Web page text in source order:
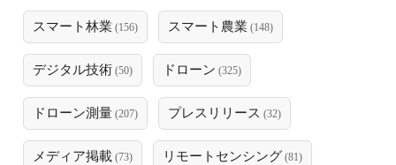
スマート林業 (156) スマート農業 (148)
デジタル技術 (50) ドローン (325)
ドローン測量 (207) プレスリリース (32)
メディア掲載 (73) リモートセンシング (81)